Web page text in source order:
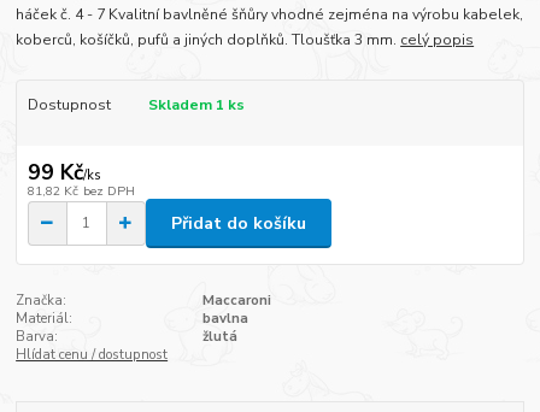
háček č. 4 - 7 Kvalitní bavlněné šňůry vhodné zejména na výrobu kabelek,
koberců, košíčků, pufů a jiných doplňků. Tloušťka 3 mm. celý popis
Dostupnost Skladem 1 ks
99 Kč/ks
81,82 Kč bez DPH
Přidat do košíku
Značka:
Maccaroni
Materiál:
bavlna
Barva:
žlutá
Hlídat cenu / dostupnost